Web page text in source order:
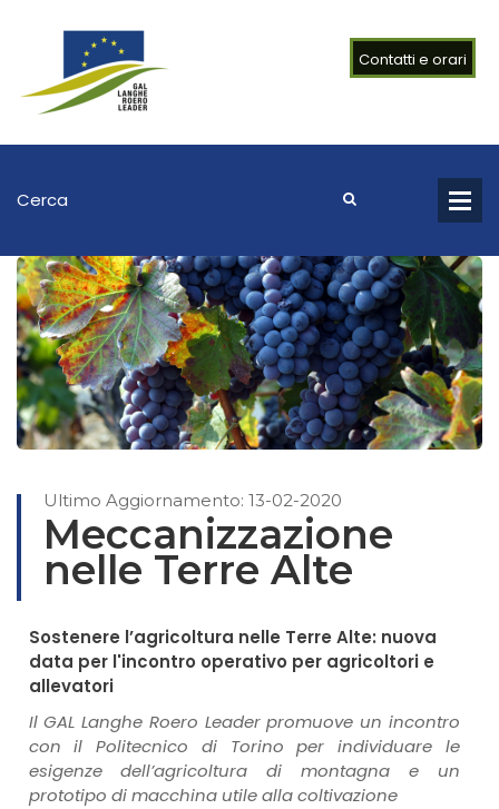
Contatti e orari
Ultimo Aggiornamento: 13-02-2020
Meccanizzazione
nelle Terre Alte
Sostenere l’agricoltura nelle Terre Alte: nuova
data per l'incontro operativo per agricoltori e
allevatori
Il GAL Langhe Roero Leader promuove un incontro
con il Politecnico di Torino per individuare le
esigenze dell’agricoltura di montagna e un
prototipo di macchina utile alla coltivazione